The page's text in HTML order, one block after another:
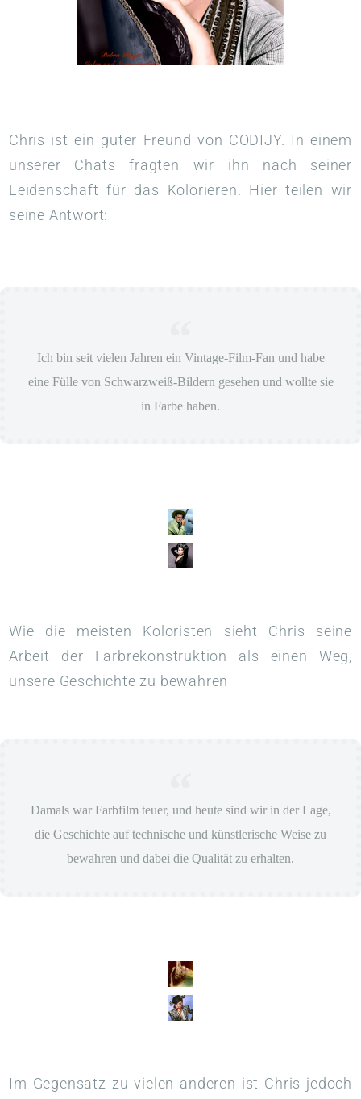
Chris ist ein guter Freund von CODIJY. In einem
unserer Chats fragten wir ihn nach seiner
Leidenschaft für das Kolorieren. Hier teilen wir
seine Antwort:
Ich bin seit vielen Jahren ein Vintage-Film-Fan und habe
eine Fülle von Schwarzweiß-Bildern gesehen und wollte sie
in Farbe haben.
Wie die meisten Koloristen sieht Chris seine
Arbeit der Farbrekonstruktion als einen Weg,
unsere Geschichte zu bewahren
Damals war Farbfilm teuer, und heute sind wir in der Lage,
die Geschichte auf technische und künstlerische Weise zu
bewahren und dabei die Qualität zu erhalten.
Im Gegensatz zu vielen anderen ist Chris jedoch